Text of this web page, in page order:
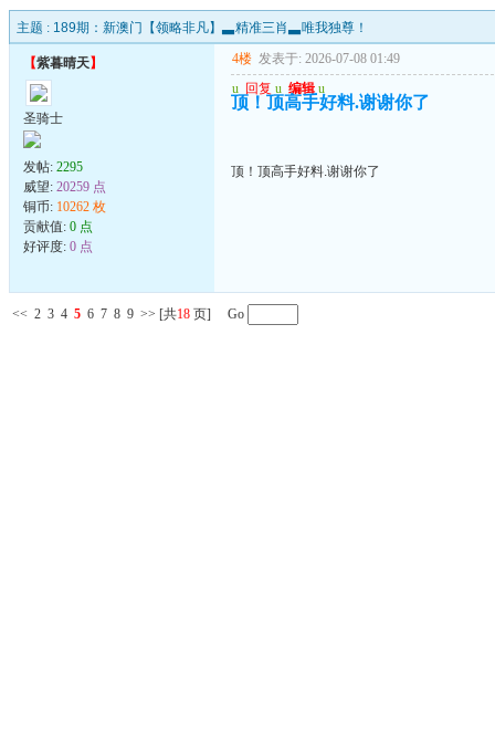
主题 : 189期：新澳门【领略非凡】▃精准三肖▃唯我独尊！
【紫暮晴天】
圣骑士
发帖: 2295
威望: 20259 点
铜币: 10262 枚
贡献值: 0 点
好评度: 0 点
4楼 发表于: 2026-07-08 01:49
u 回复 u 编辑 u
顶！顶高手好料.谢谢你了
顶！顶高手好料.谢谢你了
<< 2 3 4 5 6 7 8 9 >> [共18 页] Go